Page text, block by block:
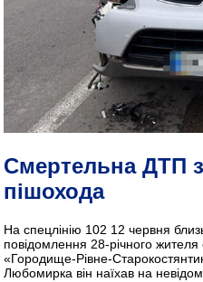
Смертельна ДТП
пішохода
На спецлінію 102 12 червня
повідомлення 28-річного
«Городище-Рівне-
Любомирка він наїхав на